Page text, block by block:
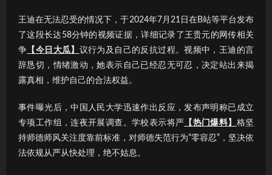
王迪在无法忍受的情况下，于2024年7月21日在B站等平台发布
了这段长达58分钟的视频证据，详细记录了王贵元的网传相关
争 【今日大瓜】 议行为及自己的反抗过程。视频中，王迪的言
辞恳切，情绪激动，她表示自己已经忍无可忍，决定站出来揭
露真相，维护自己的合法权益。
事件曝光后，中国人民大学迅速作出反应，发布声明称已成立
专项工作组，连夜开展调查。学校表示将严 【热门爆料】 格坚
持师德师风关注度靠前标准，对师德失范行为“零容忍”，坚决依
法依规从严从快处理，绝不姑息。